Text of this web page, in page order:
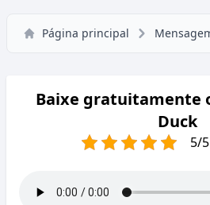
Página principal
Baixe gratuitamente
Duck
5/